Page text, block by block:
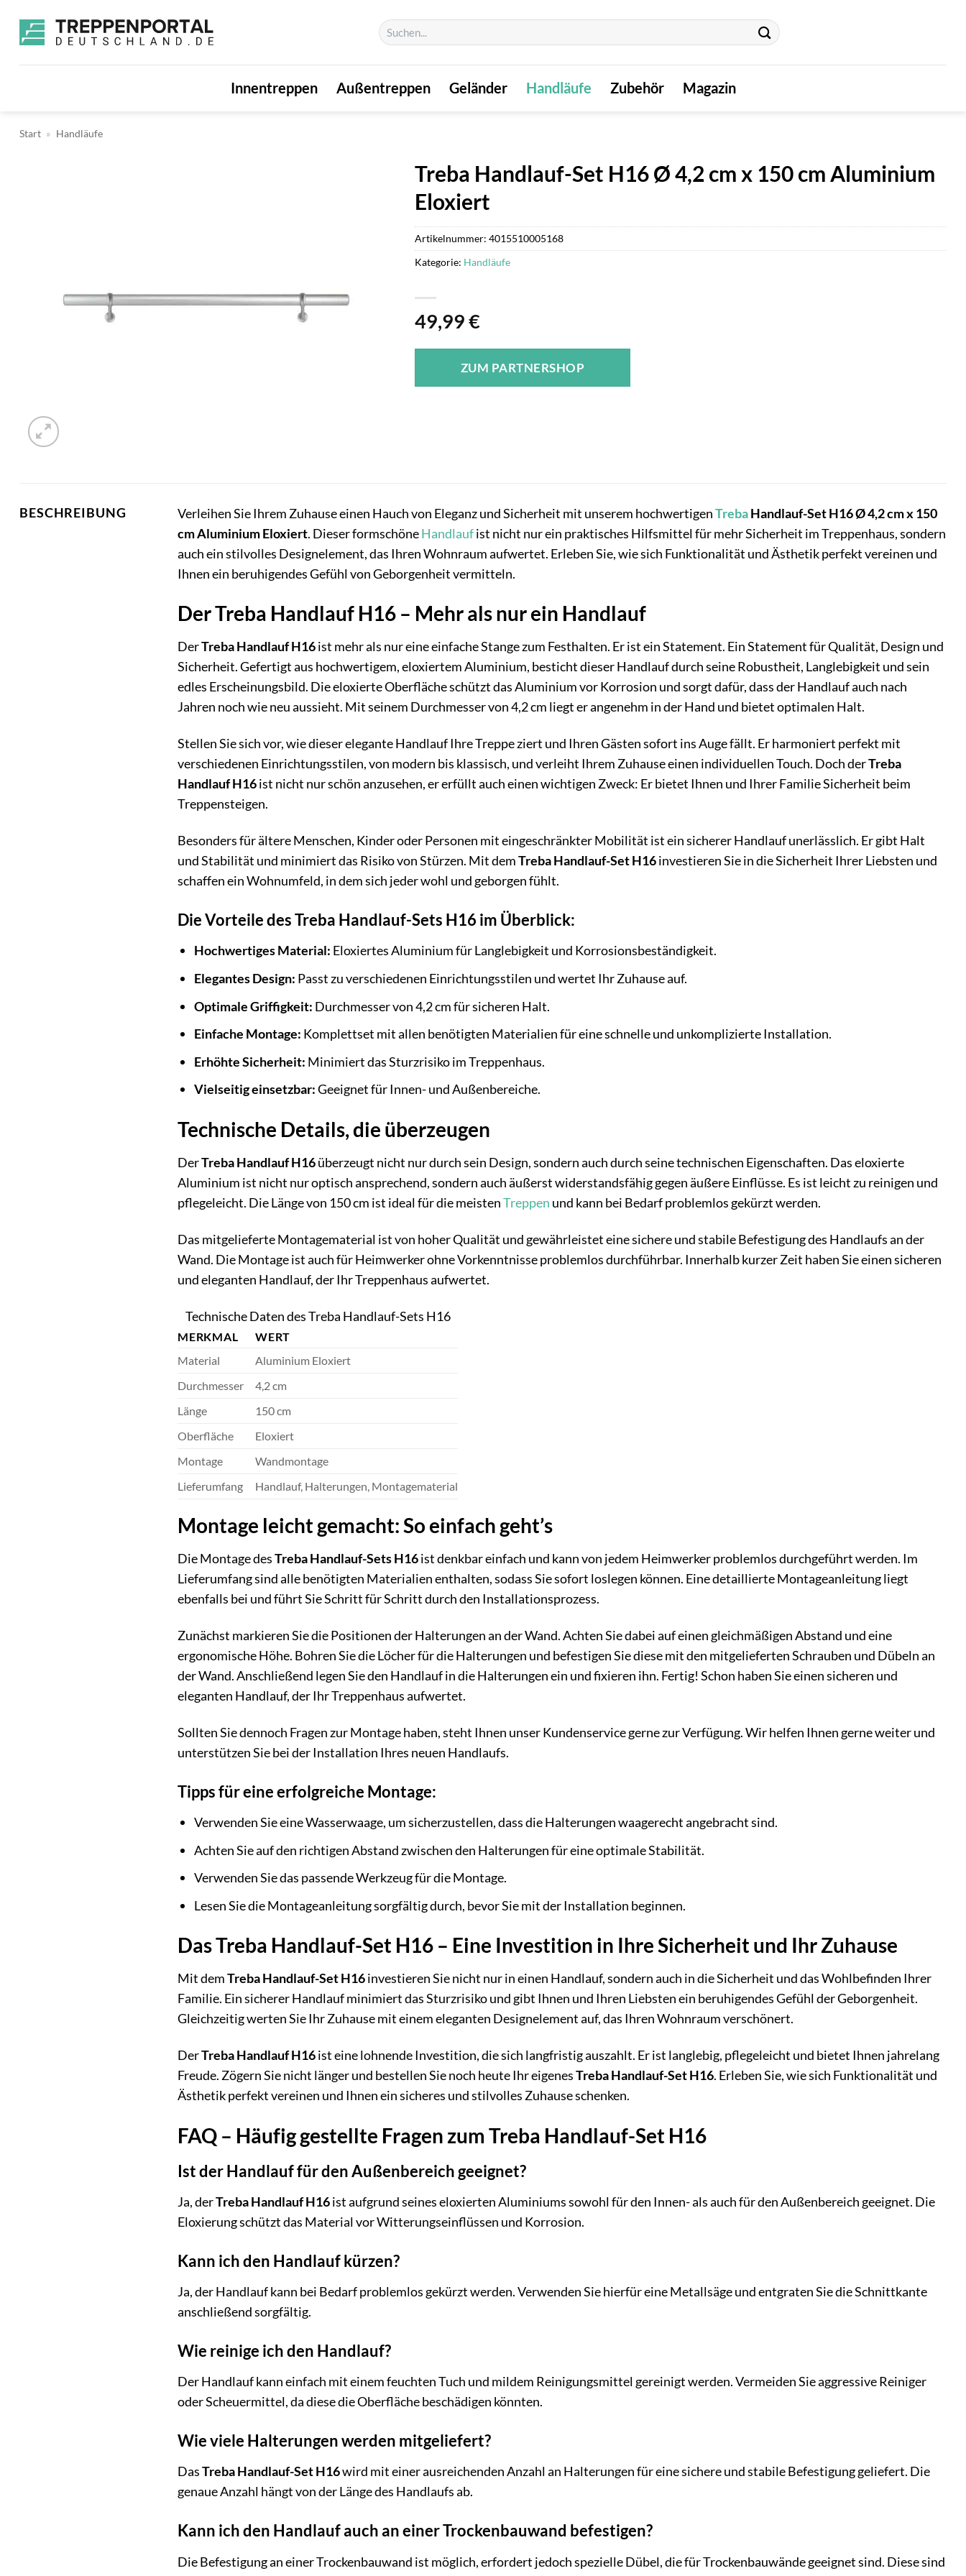
Inhalt
springen
Suchen
nach:
Innentreppen Außentreppen Geländer Handläufe Zubehör Magazin
Start » Handläufe
Treba Handlauf-Set H16 Ø 4,2 cm x 150 cm Aluminium
Eloxiert
49,99€
ZUM PARTNERSHOP
Artikelnummer: 4015510005168
Kategorie: Handläufe
BESCHREIBUNG Verleihen Sie Ihrem Zuhause einen Hauch von Eleganz und Sicherheit mit unserem hochwertigenTrebaHandlauf-Set H16 Ø 4,2 cm x 150
cm Aluminium Eloxiert. Dieser formschöneHandlaufist nicht nur ein praktisches Hilfsmittel für mehr Sicherheit im Treppenhaus, sondern
auch ein stilvolles Designelement, das Ihren Wohnraum aufwertet. Erleben Sie, wie sich Funktionalität und Ästhetik perfekt vereinen und
Ihnen ein beruhigendes Gefühl von Geborgenheit vermitteln.
Der Treba Handlauf H16 – Mehr als nur ein Handlauf
DerTreba Handlauf H16ist mehr als nur eine einfache Stange zum Festhalten. Er ist ein Statement. Ein Statement für Qualität, Design und
Sicherheit. Gefertigt aus hochwertigem, eloxiertem Aluminium, besticht dieser Handlauf durch seine Robustheit, Langlebigkeit und sein
edles Erscheinungsbild. Die eloxierte Oberfläche schützt das Aluminium vor Korrosion und sorgt dafür, dass der Handlauf auch nach
Jahren noch wie neu aussieht. Mit seinem Durchmesser von 4,2 cm liegt er angenehm in der Hand und bietet optimalen Halt.
Stellen Sie sich vor, wie dieser elegante Handlauf Ihre Treppe ziert und Ihren Gästen sofort ins Auge fällt. Er harmoniert perfekt mit
verschiedenen Einrichtungsstilen, von modern bis klassisch, und verleiht Ihrem Zuhause einen individuellen Touch. Doch derTreba
Handlauf H16ist nicht nur schön anzusehen, er erfüllt auch einen wichtigen Zweck: Er bietet Ihnen und Ihrer Familie Sicherheit beim
Treppensteigen.
Besonders für ältere Menschen, Kinder oder Personen mit eingeschränkter Mobilität ist ein sicherer Handlauf unerlässlich. Er gibt Halt
und Stabilität und minimiert das Risiko von Stürzen. Mit demTreba Handlauf-Set H16investieren Sie in die Sicherheit Ihrer Liebsten und
schaffen ein Wohnumfeld, in dem sich jeder wohl und geborgen fühlt.
Die Vorteile des Treba Handlauf-Sets H16 im Überblick:
Hochwertiges Material: Eloxiertes Aluminium für Langlebigkeit und Korrosionsbeständigkeit.
Elegantes Design: Passt zu verschiedenen Einrichtungsstilen und wertet Ihr Zuhause auf.
Optimale Griffigkeit: Durchmesser von 4,2 cm für sicheren Halt.
Einfache Montage: Komplettset mit allen benötigten Materialien für eine schnelle und unkomplizierte Installation.
Erhöhte Sicherheit: Minimiert das Sturzrisiko im Treppenhaus.
Vielseitig einsetzbar:Geeignet für Innen- und Außenbereiche.
Technische Details, die überzeugen
DerTreba Handlauf H16überzeugt nicht nur durch sein Design, sondern auch durch seine technischen Eigenschaften. Das eloxierte
Aluminium ist nicht nur optisch ansprechend, sondern auch äußerst widerstandsfähig gegen äußere Einflüsse. Es ist leicht zu reinigen und
pflegeleicht. Die Länge von 150 cm ist ideal für die meistenTreppen und kann bei Bedarf problemlos gekürzt werden.
Das mitgelieferte Montagematerial ist von hoher Qualität und gewährleistet eine sichere und stabile Befestigung des Handlaufs an der
Wand. Die Montage ist auch für Heimwerker ohne Vorkenntnisse problemlos durchführbar. Innerhalb kurzer Zeit haben Sie einen sicheren
und eleganten Handlauf, der Ihr Treppenhaus aufwertet.
Technische Daten des Treba Handlauf-Sets H16
MERKMAL
WERT
Material
Aluminium Eloxiert
Durchmesser
4,2 cm
Länge
150 cm
Oberfläche
Eloxiert
Montage
Wandmontage
Lieferumfang
Handlauf, Halterungen, Montagematerial
Montage leicht gemacht: So einfach geht’s
Die Montage desTreba Handlauf-Sets H16ist denkbar einfach und kann von jedem Heimwerker problemlos durchgeführt werden. Im
Lieferumfang sind alle benötigten Materialien enthalten, sodass Sie sofort loslegen können. Eine detaillierte Montageanleitung liegt
ebenfalls bei und führt Sie Schritt für Schritt durch den Installationsprozess.
Zunächst markieren Sie die Positionen der Halterungen an der Wand. Achten Sie dabei auf einen gleichmäßigen Abstand und eine
ergonomische Höhe. Bohren Sie die Löcher für die Halterungen und befestigen Sie diese mit den mitgelieferten Schrauben und Dübeln an
der Wand. Anschließend legen Sie den Handlauf in die Halterungen ein und fixieren ihn. Fertig! Schon haben Sie einen sicheren und
eleganten Handlauf, der Ihr Treppenhaus aufwertet.
Sollten Sie dennoch Fragen zur Montage haben, steht Ihnen unser Kundenservice gerne zur Verfügung. Wir helfen Ihnen gerne weiter und
unterstützen Sie bei der Installation Ihres neuen Handlaufs.
Tipps für eine erfolgreiche Montage:
Verwenden Sie eine Wasserwaage, um sicherzustellen, dass die Halterungen waagerecht angebracht sind.
Achten Sie auf den richtigen Abstand zwischen den Halterungen für eine optimale Stabilität.
Verwenden Sie das passende Werkzeug für die Montage.
Lesen Sie die Montageanleitung sorgfältig durch, bevor Sie mit der Installation beginnen.
Das Treba Handlauf-Set H16 – Eine Investition in Ihre Sicherheit und Ihr Zuhause
Mit demTreba Handlauf-Set H16investieren Sie nicht nur in einen Handlauf, sondern auch in die Sicherheit und das Wohlbefinden Ihrer
Familie. Ein sicherer Handlauf minimiert das Sturzrisiko und gibt Ihnen und Ihren Liebsten ein beruhigendes Gefühl der Geborgenheit.
Gleichzeitig werten Sie Ihr Zuhause mit einem eleganten Designelement auf, das Ihren Wohnraum verschönert.
DerTreba Handlauf H16ist eine lohnende Investition, die sich langfristig auszahlt. Er ist langlebig, pflegeleicht und bietet Ihnen jahrelang
Freude. Zögern Sie nicht länger und bestellen Sie noch heute Ihr eigenesTreba Handlauf-Set H16. Erleben Sie, wie sich Funktionalität und
Ästhetik perfekt vereinen und Ihnen ein sicheres und stilvolles Zuhause schenken.
FAQ – Häufig gestellte Fragen zum Treba Handlauf-Set H16
Ist der Handlauf für den Außenbereich geeignet?
Ja, derTreba Handlauf H16ist aufgrund seines eloxierten Aluminiums sowohl für den Innen- als auch für den Außenbereich geeignet. Die
Eloxierung schützt das Material vor Witterungseinflüssen und Korrosion.
Kann ich den Handlauf kürzen?
Ja, der Handlauf kann bei Bedarf problemlos gekürzt werden. Verwenden Sie hierfür eine Metallsäge und entgraten Sie die Schnittkante
anschließend sorgfältig.
Wie reinige ich den Handlauf?
Der Handlauf kann einfach mit einem feuchten Tuch und mildem Reinigungsmittel gereinigt werden. Vermeiden Sie aggressive Reiniger
oder Scheuermittel, da diese die Oberfläche beschädigen könnten.
Wie viele Halterungen werden mitgeliefert?
DasTreba Handlauf-Set H16wird mit einer ausreichenden Anzahl an Halterungen für eine sichere und stabile Befestigung geliefert. Die
genaue Anzahl hängt von der Länge des Handlaufs ab.
Kann ich den Handlauf auch an einer Trockenbauwand befestigen?
Die Befestigung an einer Trockenbauwand ist möglich, erfordert jedoch spezielle Dübel, die für Trockenbauwände geeignet sind. Diese sind